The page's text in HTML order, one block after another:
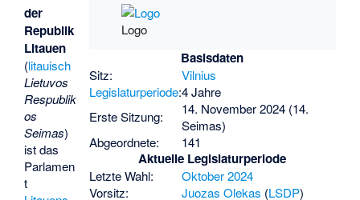
Logo
Basisdaten
Sitz:
Vilnius
Legislaturperiode:4 Jahre
Erste Sitzung:
14. November 2024 (14.
Seimas)
Abgeordnete:
141
Aktuelle Legislaturperiode
Letzte Wahl:
Oktober 2024
Vorsitz:
Juozas Olekas (LSDP)
der
Republik
Litauen
(litauisch
Lietuvos
Respublik
os
Seimas)
ist das
Parlamen
t